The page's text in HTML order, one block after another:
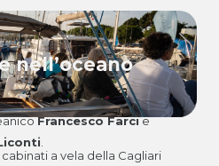
nell’oceano
Francesco Farcie
.
a vela della Cagliari